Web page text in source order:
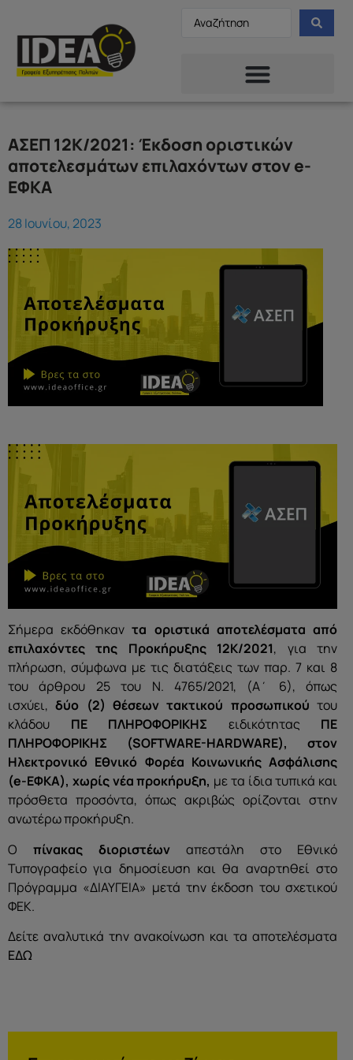
ΑΣΕΠ 12Κ/2021: Έκδοση οριστικών
αποτελεσμάτων επιλαχόντων στον e-
ΕΦΚΑ
28 Ιουνίου, 2023
Σήμερα εκδόθηκαντα οριστικά αποτελέσματα από
επιλαχόντες
της Προκήρυξης 12Κ/2021, για την
πλήρωση, σύμφωνα με τις διατάξεις των παρ. 7 και 8
του άρθρου 25 του Ν. 4765/2021, (Α΄ 6), όπως
ισχύει,δύο (2) θέσεων τακτικού προσωπικού του
κλάδου ΠΕ ΠΛΗΡΟΦΟΡΙΚΗΣ ειδικότητας ΠΕ
ΠΛΗΡΟΦΟΡΙΚΗΣ (SOFTWARE-HARDWARE),
στον
Ηλεκτρονικό Εθνικό Φορέα Κοινωνικής Ασφάλισης
(e-ΕΦΚΑ), χωρίς νέα προκήρυξη, με τα ίδια τυπικά και
πρόσθετα προσόντα, όπως ακριβώς ορίζονται στην
ανωτέρω προκήρυξη.
Ο πίνακας διοριστέων απεστάλη στο Εθνικό
Τυπογραφείο για δημοσίευση και θα αναρτηθεί στο
Πρόγραμμα «ΔΙΑΥΓΕΙΑ» μετά την έκδοση του σχετικού
ΦΕΚ.
Δείτε αναλυτικά την ανακοίνωση και τα αποτελέσματα
ΕΔΩ